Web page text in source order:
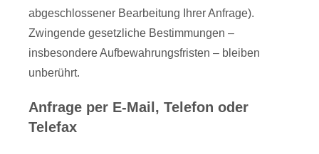
abgeschlossener Bearbeitung Ihrer Anfrage).
Zwingende gesetzliche Bestimmungen –
insbesondere Aufbewahrungsfristen – bleiben
unberührt.
Anfrage per E-Mail, Telefon oder
Telefax